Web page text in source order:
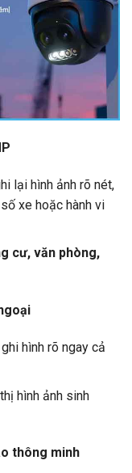
lại hình ảnh rõ nét,
xe hoặc hành vi
cư, văn phòng,
hình rõ ngay cả
hình ảnh sinh
thông minh